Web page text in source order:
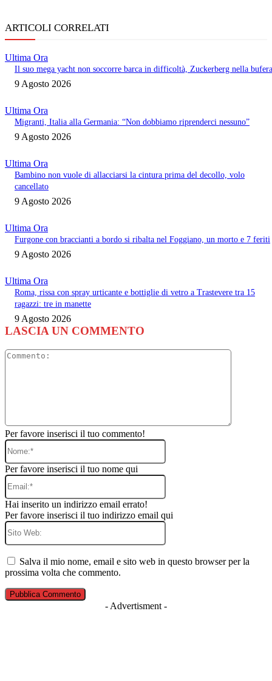
ARTICOLI CORRELATI
Ultima Ora
Il suo mega yacht non soccorre barca in difficoltà, Zuckerberg nella bufera
9 Agosto 2026
Ultima Ora
Migranti, Italia alla Germania: “Non dobbiamo riprenderci nessuno”
9 Agosto 2026
Ultima Ora
Bambino non vuole di allacciarsi la cintura prima del decollo, volo
cancellato
9 Agosto 2026
Ultima Ora
Furgone con braccianti a bordo si ribalta nel Foggiano, un morto e 7 feriti
9 Agosto 2026
Ultima Ora
Roma, rissa con spray urticante e bottiglie di vetro a Trastevere tra 15
ragazzi: tre in manette
9 Agosto 2026
LASCIA UN COMMENTO
Per favore inserisci il tuo commento!
Nome:*
Per favore inserisci il tuo nome qui
Email:*
Hai inserito un indirizzo email errato!
Per favore inserisci il tuo indirizzo email qui
Sito
Salva il mio nome, email e sito web in questo browser per la
prossima volta che commento.
- Advertisment -